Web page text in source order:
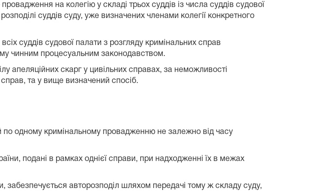
на колегію у складі трьох суддів із числа суддів судової
суддів суду, уже визначених членами колегії конкретного
суддів судової палати з розгляду кримінальних справ
чинним процесуальним законодавством.
скарг у цивільних справах, за неможливості
справ, та у вище визначений спосіб.
по одному кримінальному провадженню не залежно від часу
подані в рамках однієї справи, при надходженні їх в межах
авторозподіл шляхом передачі тому ж складу суду,